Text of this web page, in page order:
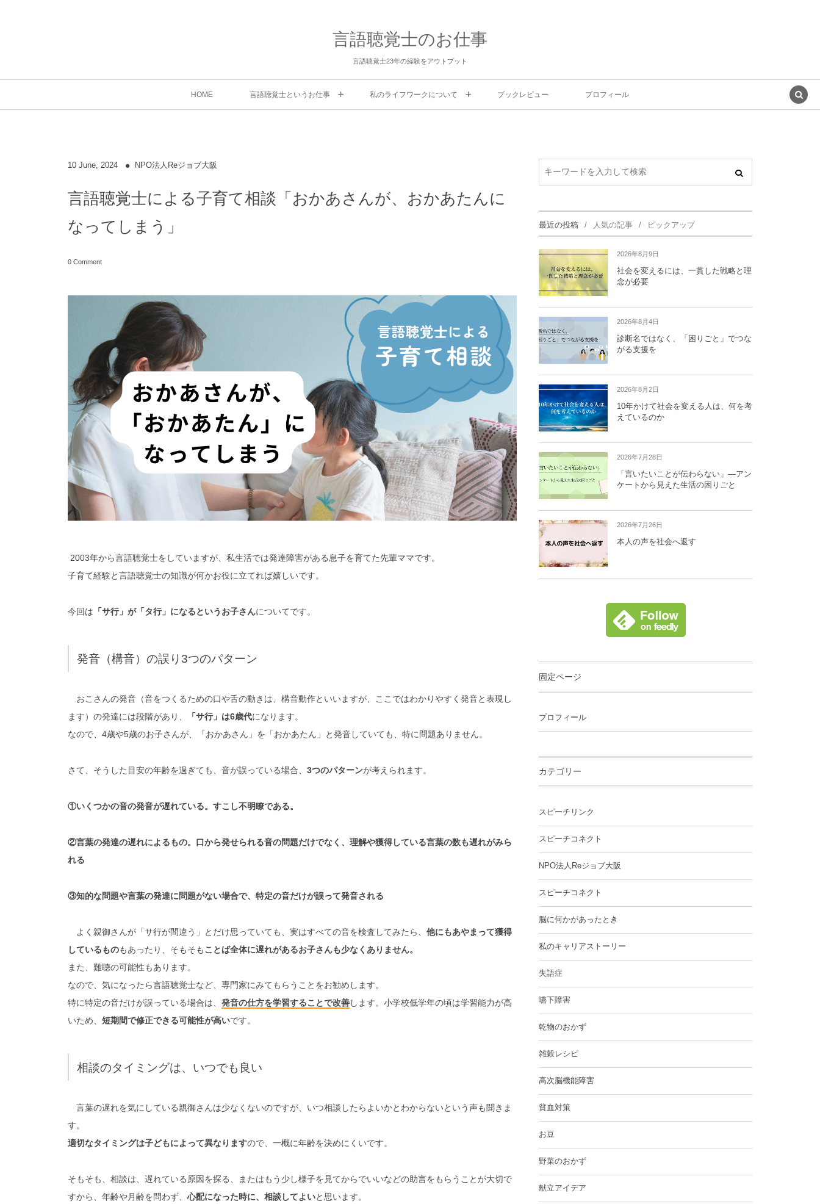
言語聴覚士のお仕事
言語聴覚士23年の経験をアウトプット
HOME 言語聴覚士というお仕事 私のライフワークについて ブックレビュー プロフィール
10 June, 2024 NPO法人Reジョブ大阪
言語聴覚士による子育て相談「おかあさんが、おかあたんに
なってしまう」
0 Comment
2003年から言語聴覚士をしていますが、私生活では発達障害がある息子を育てた先輩ママです。
子育て経験と言語聴覚士の知識が何かお役に立てれば嬉しいです。
今回は 「サ行」が「タ行」になるというお子さんについてです。
発音（構音）の誤り3つのパターン
おこさんの発音（音をつくるための口や舌の動きは、構音動作といいますが、ここではわかりやすく発音と表現し
ます）の発達には段階があり、
「サ行」は6歳代になります。
なので、4歳や5歳のお子さんが、「おかあさん」を「おかあたん」と発音していても、特に問題ありません。
さて、そうした目安の年齢を過ぎても、音が誤っている場合、 3つのパターンが考えられます。
①いくつかの音の発音が遅れている。すこし不明瞭である。
②言葉の発達の遅れによるもの。口から発せられる音の問題だけでなく、理解や獲得している言葉の数も遅れがみら
れる
③知的な問題や言葉の発達に問題がない場合で、特定の音だけが誤って発音される
よく親御さんが「サ行が間違う」とだけ思っていても、実はすべての音を検査してみたら、 他にもあやまって獲得
しているものもあったり、そもそもことば全体に遅れがあるお子さんも少なくありません。
また、難聴の可能性もあります。
なので、気になったら言語聴覚士など、専門家にみてもらうことをお勧めします。
特に特定の音だけが誤っている場合は、 発音の仕方を学習することで改善します。小学校低学年の頃は学習能力が高
いため、 短期間で修正できる可能性が高いです。
相談のタイミングは、いつでも良い
言葉の遅れを気にしている親御さんは少なくないのですが、いつ相談したらよいかとわからないという声も聞きま
す。
適切なタイミングは子どもによって異なりますので、一概に年齢を決めにくいです。
そもそも、相談は、遅れている原因を探る、またはもう少し様子を見てからでいいなどの助言をもらうことが大切で
すから、年齢や月齢を問わず、 心配になった時に、相談してよいと思います。
最近の投稿 人気の記事 ピックアップ
2026年8月9日
社会を変えるには、一貫した戦略と理
念が必要
2026年8月4日
診断名ではなく、「困りごと」でつな
がる支援を
2026年8月2日
10年かけて社会を変える人は、何を考
えているのか
2026年7月28日
「言いたいことが伝わらない」―アン
ケートから見えた生活の困りごと
2026年7月26日
本人の声を社会へ返す
固定ページ
プロフィール
カテゴリー
スピーチリンク
スピーチコネクト
NPO法人Reジョブ大阪
スピーチコネクト
脳に何かがあったとき
私のキャリアストーリー
失語症
嚥下障害
乾物のおかず
雑穀レシピ
高次脳機能障害
貧血対策
お豆
野菜のおかず
献立アイデア